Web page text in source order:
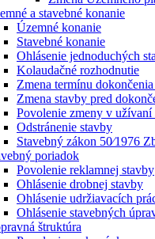
a stavebné konanie
Územné konanie
Stavebné konanie
Ohlásenie jednoduchých
Kolaudačné rozhodnutie
Zmena termínu
Zmena stavby pred
Povolenie zmeny v užívaní
Odstránenie stavby
Stavebný zákon 50⁄1976
poriadok
Povolenie reklamnej stavby
Ohlásenie drobnej stavby
Ohlásenie udržiavacích
Ohlásenie stavebných
štruktúra